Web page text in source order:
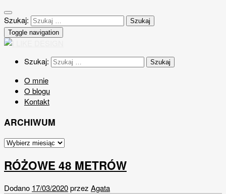
Szukaj:
Toggle navigation
Szukaj:
O mnie
O blogu
Kontakt
ARCHIWUM
RÓŻOWE 48 METRÓW
Dodano 17/03/2020przez Agata